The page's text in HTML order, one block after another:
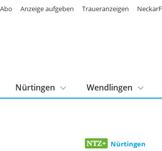
Nürtingen Wendlingen
Abo Anzeige aufgeben Traueranzeigen
Nürtingen